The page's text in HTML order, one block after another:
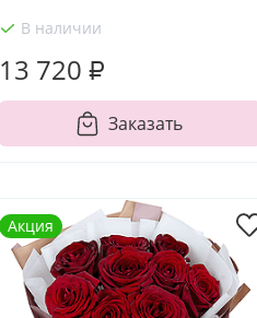
В наличии
13 720 ₽
Заказать
Акция